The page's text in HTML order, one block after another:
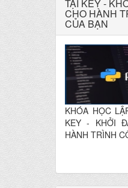
TẠI KEY -
CHO HÀNH
CỦA BẠN
KHÓA HỌC
KEY - KHỞI
HÀNH TRÌNH